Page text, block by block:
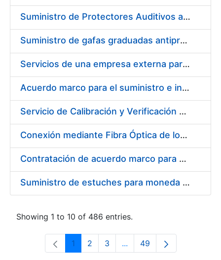
Suministro de Protectores Auditivos a medida para las personas trabajadoras de los Centros de Trabajo de Madrid y Burgos
Suministro de gafas graduadas antiproyecciones para los trabajadores de la FNMT-RCM en los centros de trabajo de Madrid y Burgos
Servicios de una empresa externa para el asesoramiento y resolución de los recursos de alzada que se presentan relacionados con procesos de selección para la FNMT-RCM
Acuerdo marco para el suministro e instalación de persianas, estores y otros complementos
Servicio de Calibración y Verificación Externa de los Equipos de Medición del Servicio de Prevención de la FNMT-RCM
Conexión mediante Fibra Óptica de los Centros de Proceso de Datos (CPDs) de las sedes de la FNMT-RCM de Burgos y Madrid
Contratación de acuerdo marco para el Suministro de Material de Electricidad para la Fábrica Nacional de Moneda y Timbre-Real Casa de la Moneda en su centro de trabajo de Burgos
Suministro de estuches para moneda de 30 €
Showing 1 to 10 of 486 entries.
Page
1 Page
2 Page
3 ...Intermediate Pages Use
Page
49